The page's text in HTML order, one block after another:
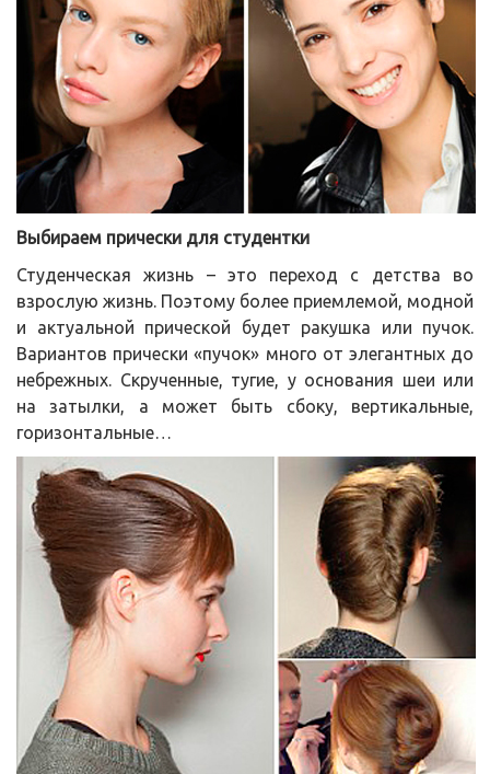
Выбираем прически для студентки
Студенческая жизнь – это переход с детства во
взрослую жизнь. Поэтому более приемлемой, модной
и актуальной прической будет ракушка или пучок.
Вариантов прически «пучок» много от элегантных до
небрежных. Скрученные, тугие, у основания шеи или
на затылки, а может быть сбоку, вертикальные,
горизонтальные…